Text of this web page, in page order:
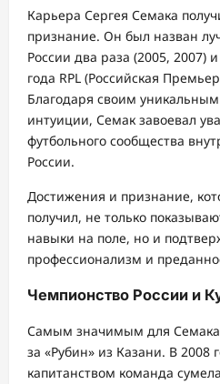
Карьера Сергея Семака
признание. Он был назван
России два раза (2005, 2007)
года RPL (Российская
Благодаря своим
интуиции, Семак завоевал
футбольного сообщества
России.
Достижения и признание,
получил, не только
навыки на поле, но и
профессионализм и
Чемпионство России и
Самым значимым для Семака
за «Рубин» из Казани. В 2008
капитанством команда